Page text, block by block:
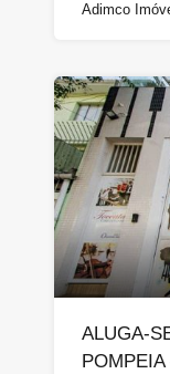
Adimco
ALUGA-